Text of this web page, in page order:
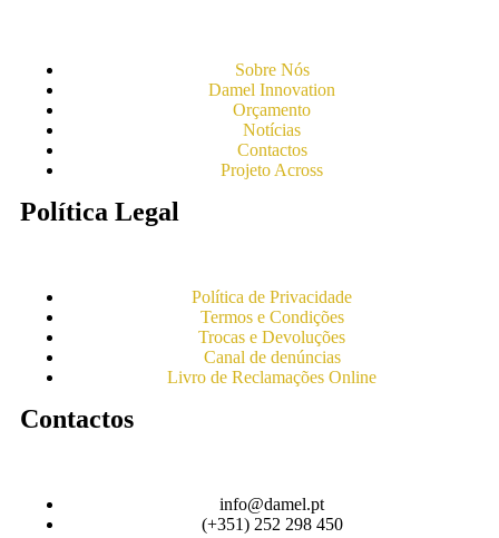
Sobre Nós
Damel Innovation
Orçamento
Notícias
Contactos
Projeto Across
Política Legal
Política de Privacidade
Termos e Condições
Trocas e Devoluções
Canal de denúncias
Livro de Reclamações Online
Contactos
info@damel.pt
(+351) 252 298 450